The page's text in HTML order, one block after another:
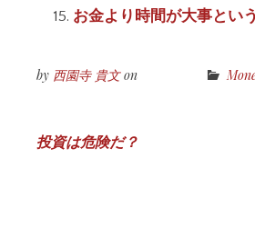
お金より時間が大事とい
by 西園寺 貴文on
投
投資は危険だ？